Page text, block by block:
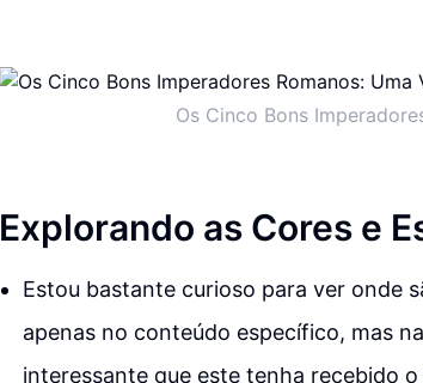
Os Cinco Bons
Explorando as Cores e
Estou bastante curioso para ver onde
apenas no conteúdo específico, mas
interessante que este tenha recebido